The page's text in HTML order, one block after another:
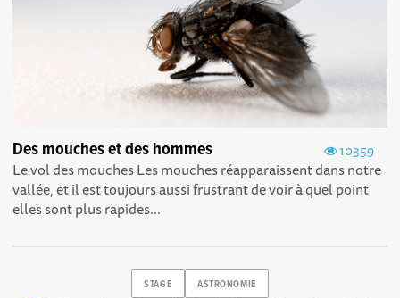
10359
Des mouches et des hommes
Le vol des mouches Les mouches réapparaissent dans notre
vallée, et il est toujours aussi frustrant de voir à quel point
elles sont plus rapides...
STAGE ASTRONOMIE